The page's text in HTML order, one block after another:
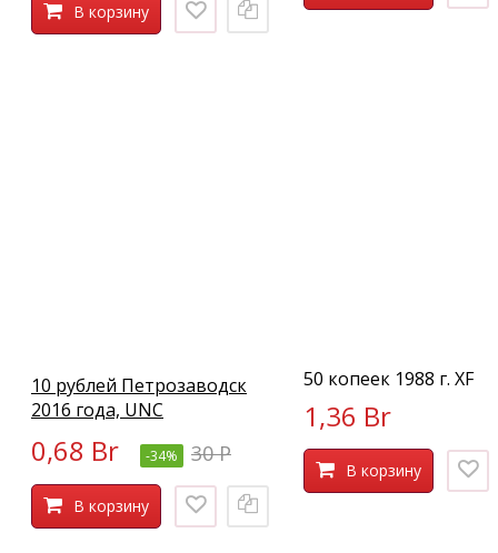
В корзину
10 рублей Петрозаводск
2016 года, UNC
0,68 Br -34% 30 P
В корзину
50 копеек 1988 г. XF
1,36 Br
В корзину